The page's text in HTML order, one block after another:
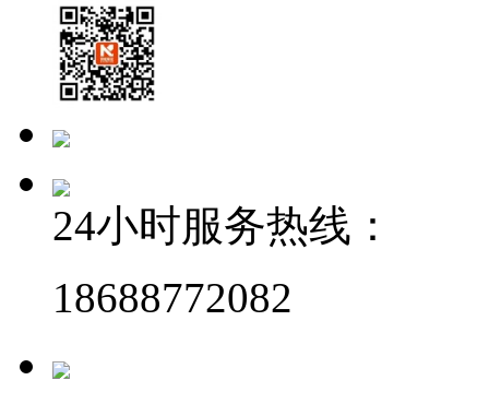
24小时服务热线：
18688772082